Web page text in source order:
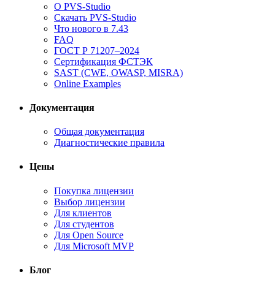
О PVS-Studio
Скачать PVS-Studio
Что нового в 7.43
FAQ
ГОСТ Р 71207–2024
Сертификация ФСТЭК
SAST (CWE, OWASP, MISRA)
Online Examples
Документация
Общая документация
Диагностические правила
Цены
Покупка лицензии
Выбор лицензии
Для клиентов
Для студентов
Для Open Source
Для Microsoft MVP
Блог